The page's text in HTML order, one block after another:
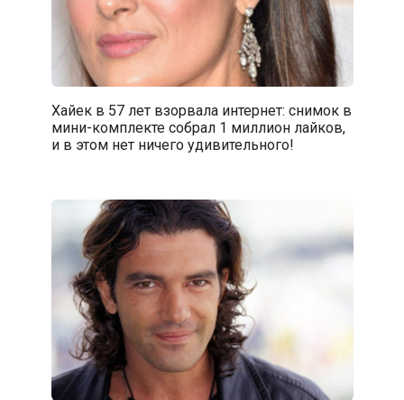
Хайек в 57 лет взорвала интернет: снимок в
мини-комплекте собрал 1 миллион лайков,
и в этом нет ничего удивительного!